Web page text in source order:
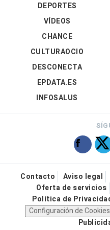
DEPORTES
VÍDEOS
CHANCE
CULTURAOCIO
DESCONECTA
EPDATA.ES
INFOSALUS
Contacto Aviso legal
Oferta de servicios
Política de
Configuración de Cookies